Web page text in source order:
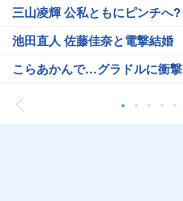
三山凌輝 公私ともにピンチへ?
池田直人 佐藤佳奈と電撃結婚
こらあかんで…グラドルに衝撃